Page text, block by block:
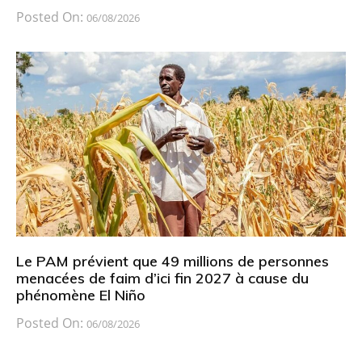
Posted On: 06/08/2026
Le PAM prévient que 49 millions de personnes
menacées de faim d’ici fin 2027 à cause du
phénomène El Niño
Posted On: 06/08/2026